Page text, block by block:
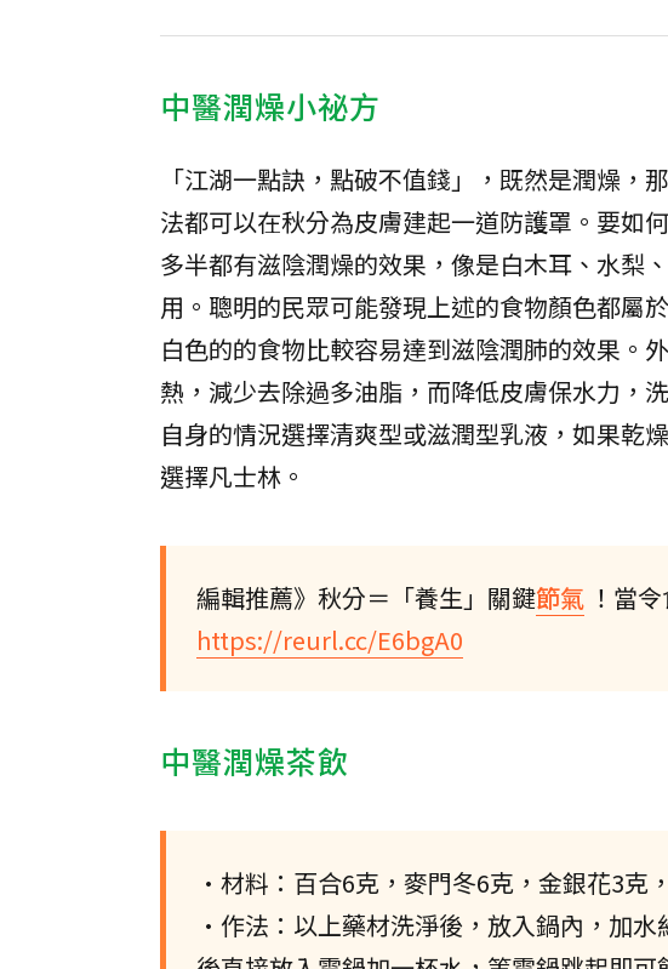
中醫潤燥小祕方
「江湖一點訣，點破不值錢」，既然是潤燥
法都可以在秋分為皮膚建起一道防護罩。要如
多半都有滋陰潤燥的效果，像是白木耳、水梨
用。聰明的民眾可能發現上述的食物顏色都屬
白色的的食物比較容易達到滋陰潤肺的效果。
熱，減少去除過多油脂，而降低皮膚保水力，
自身的情況選擇清爽型或滋潤型乳液，如果乾
選擇凡士林。
編輯推薦》秋分＝「養生」關鍵節氣 ！當
https://reurl.cc/E6bgA0
中醫潤燥茶飲
•材料：百合6克，麥門冬6克，金銀花3克
•作法：以上藥材洗淨後，放入鍋內，加